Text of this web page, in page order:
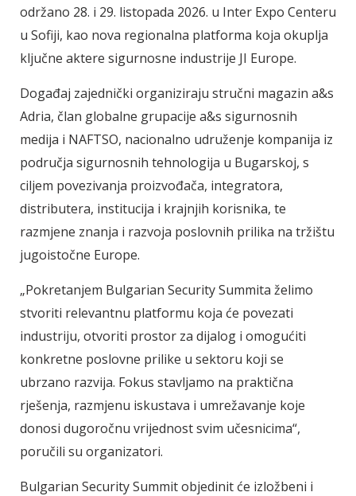
održano 28. i 29. listopada 2026. u Inter Expo Centeru
u Sofiji, kao nova regionalna platforma koja okuplja
ključne aktere sigurnosne industrije JI Europe.
Događaj zajednički organiziraju stručni magazin a&s
Adria, član globalne grupacije a&s sigurnosnih
medija i NAFTSO, nacionalno udruženje kompanija iz
područja sigurnosnih tehnologija u Bugarskoj, s
ciljem povezivanja proizvođača, integratora,
distributera, institucija i krajnjih korisnika, te
razmjene znanja i razvoja poslovnih prilika na tržištu
jugoistočne Europe.
„Pokretanjem Bulgarian Security Summita želimo
stvoriti relevantnu platformu koja će povezati
industriju, otvoriti prostor za dijalog i omogućiti
konkretne poslovne prilike u sektoru koji se
ubrzano razvija. Fokus stavljamo na praktična
rješenja, razmjenu iskustava i umrežavanje koje
donosi dugoročnu vrijednost svim učesnicima“,
poručili su organizatori.
Bulgarian Security Summit objedinit će izložbeni i